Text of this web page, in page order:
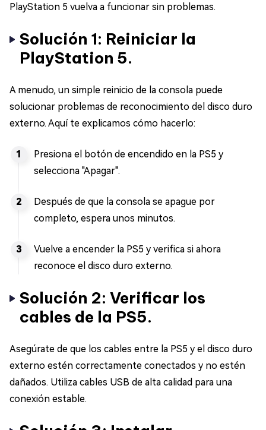
PlayStation 5 vuelva a funcionar sin problemas.
Solución 1: Reiniciar la
PlayStation 5.
A menudo, un simple reinicio de la consola puede
solucionar problemas de reconocimiento del disco duro
externo. Aquí te explicamos cómo hacerlo:
Presiona el botón de encendido en la PS5 y
selecciona "Apagar".
Después de que la consola se apague por
completo, espera unos minutos.
Vuelve a encender la PS5 y verifica si ahora
reconoce el disco duro externo.
Solución 2: Verificar los
cables de la PS5.
Asegúrate de que los cables entre la PS5 y el disco duro
externo estén correctamente conectados y no estén
dañados. Utiliza cables USB de alta calidad para una
conexión estable.